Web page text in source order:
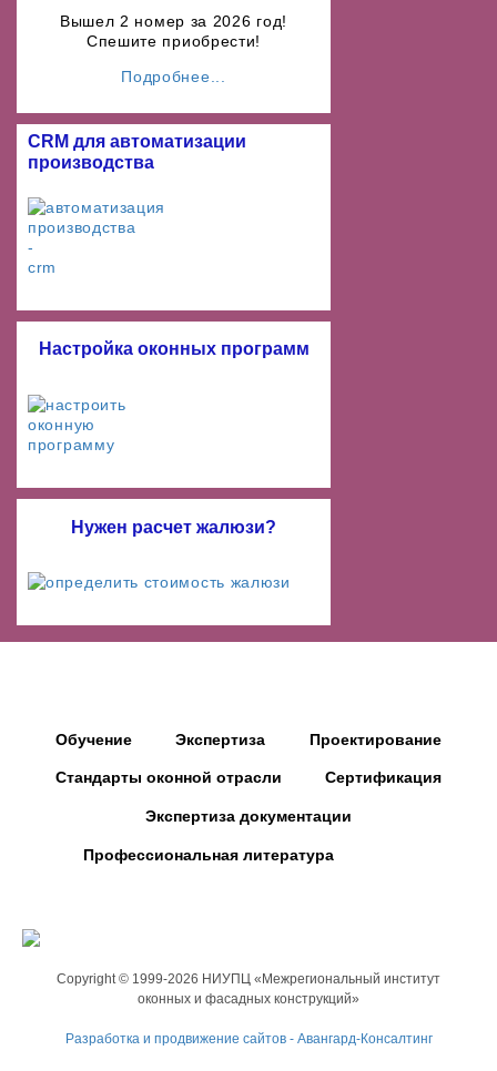
Вышел 2 номер за 2026 год!
Спешите приобрести!
Подробнее...
CRM для автоматизации
производства
Настройка оконных программ
Нужен расчет жалюзи?
Обучение Экспертиза Проектирование
Стандарты оконной отрасли Сертификация
Экспертиза документации
Профессиональная литература
Copyright © 1999-2026 НИУПЦ «Межрегиональный институт
оконных и фасадных конструкций»
Разработка и продвижение сайтов - Авангард-Консалтинг